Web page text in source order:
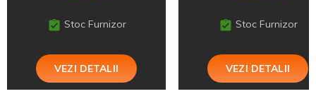
Stoc Furnizor
VEZI DETALII
Stoc Furnizor
VEZI DETALII